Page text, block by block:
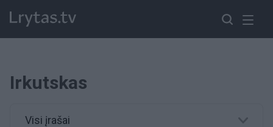
Irkutskas
Visi įrašai